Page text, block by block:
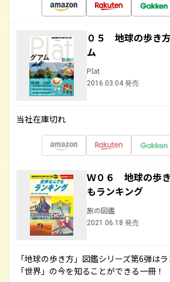
０５ 地球の歩
ム
Plat
2016.03.04 発売
当社在庫切れ
Ｗ０６ 地球の歩
もランキング
旅の図鑑
2021.06.18 発売
「地球の歩き方」図鑑シリーズ第6弾は
「世界」の今を知ることができる一冊！